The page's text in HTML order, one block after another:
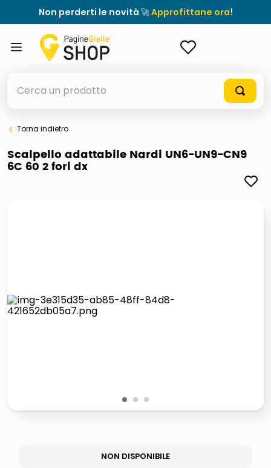
Non perderti le novità 🚀Approfittane ora!
elenchi telefonici
orologio parete
pattumiera raccolta differenziata
Torna indietro
Scalpello adattabile Nardi UN6-UN9-CN9
6C 60 2 fori dx
1 2 3
NON DISPONIBILE